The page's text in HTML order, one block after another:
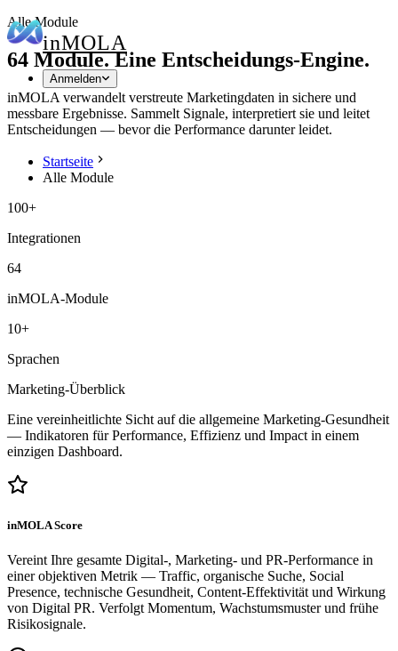
inMOLA
Anmelden
Alle Module
64 Module. Eine Entscheidungs-Engine.
inMOLA verwandelt verstreute Marketingdaten in sichere und
messbare Ergebnisse. Sammelt Signale, interpretiert sie und leitet
Entscheidungen — bevor die Performance darunter leidet.
Startseite
Alle Module
100+
Integrationen
64
inMOLA-Module
10+
Sprachen
Marketing-Überblick
Eine vereinheitlichte Sicht auf die allgemeine Marketing-Gesundheit
— Indikatoren für Performance, Effizienz und Impact in einem
einzigen Dashboard.
inMOLA Score
Vereint Ihre gesamte Digital-, Marketing- und PR-Performance in
einer objektiven Metrik — Traffic, organische Suche, Social
Presence, technische Gesundheit, Content-Effektivität und Wirkung
von Digital PR. Verfolgt Momentum, Wachstumsmuster und frühe
Risikosignale.